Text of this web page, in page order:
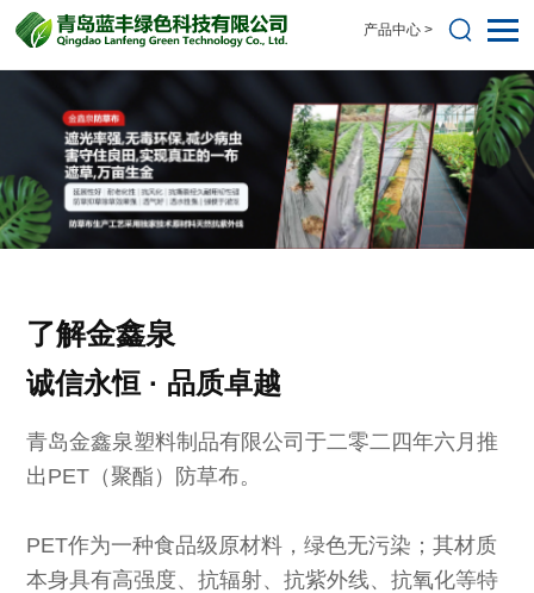
产品中心 >
了解金鑫泉
诚信永恒 · 品质卓越
青岛金鑫泉塑料制品有限公司于二零二四年六月推
出PET（聚酯）防草布。
PET作为一种食品级原材料，绿色无污染；其材质
本身具有高强度、抗辐射、抗紫外线、抗氧化等特